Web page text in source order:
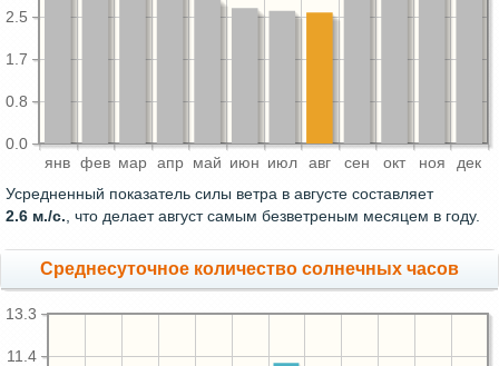
янв фев мар апр май июн июл авг сен окт ноя дек
0.0
0.8
1.7
2.5
Усредненный показатель силы ветра в августе составляет
2.6 м./с., что делает август самым безветреным месяцем в году.
Среднесуточное количество солнечных часов
11.4
13.3